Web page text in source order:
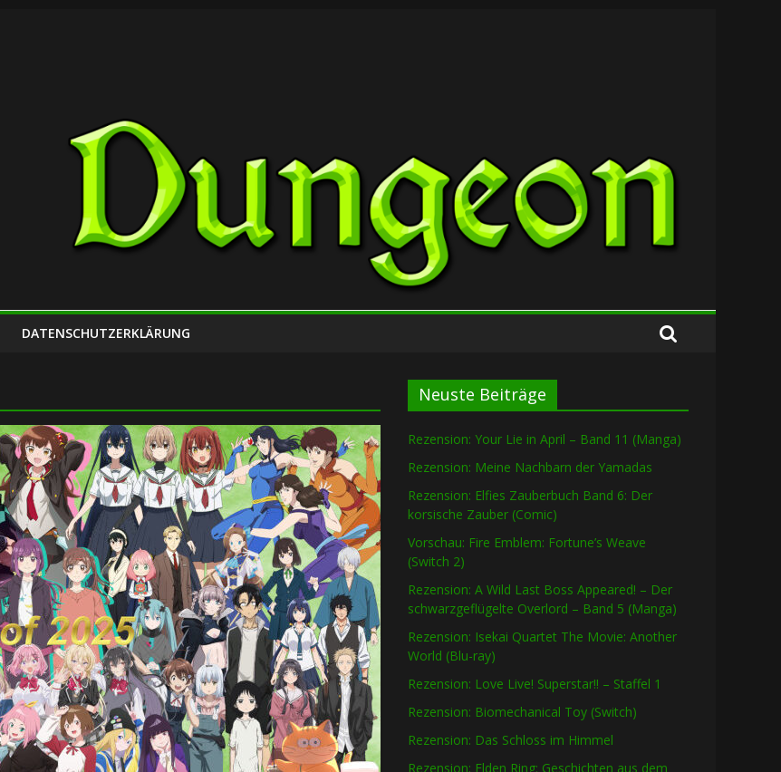
DATENSCHUTZERKLÄRUNG
Neuste Beiträge
Rezension: Your Lie in April – Band 11 (Manga)
Rezension: Meine Nachbarn der Yamadas
Rezension: Elfies Zauberbuch Band 6: Der
korsische Zauber (Comic)
Vorschau: Fire Emblem: Fortune’s Weave
(Switch 2)
Rezension: A Wild Last Boss Appeared! – Der
schwarzgeflügelte Overlord – Band 5 (Manga)
Rezension: Isekai Quartet The Movie: Another
World (Blu-ray)
Rezension: Love Live! Superstar!! – Staffel 1
Rezension: Biomechanical Toy (Switch)
Rezension: Das Schloss im Himmel
Rezension: Elden Ring: Geschichten aus dem